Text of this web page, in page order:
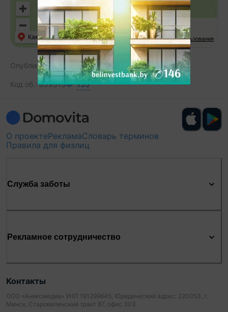
Условия использования
Как добраться API Карт
Опубликовано:16.05.2026
Код об.:659313 155
О проектеРекламаСловарь терминов
Правила для физлиц
Служба заботы
Рекламное сотрудничество
Контакты
ООО «Аниксмедиа» УНП 191299645, Юридический адрес: 220053, г.
Минск, Старовиленский тракт 87, офис 303